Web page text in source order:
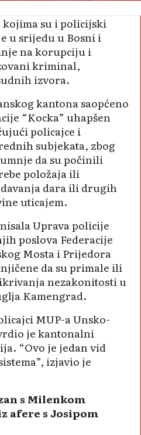
kojima su i policijski
u srijedu u Bosni i
na korupciju i
kriminal,
izvora.
kantona saopćeno
“Kocka” uhapšen
policajce i
subjekata, zbog
da su počinili
položaja ili
dara ili drugih
uticajem.
Uprava policije
poslova Federacije
Mosta i Prijedora
da su primale ili
nezakonitosti u
Kamengrad.
MUP-a Unsko-
je kantonalni
“Ovo je jedan vid
izjavio je
s Milenkom
afere s Josipom